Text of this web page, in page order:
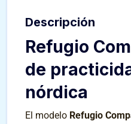
Descripción
Refugio
de
nórdica
El modelo Refugio